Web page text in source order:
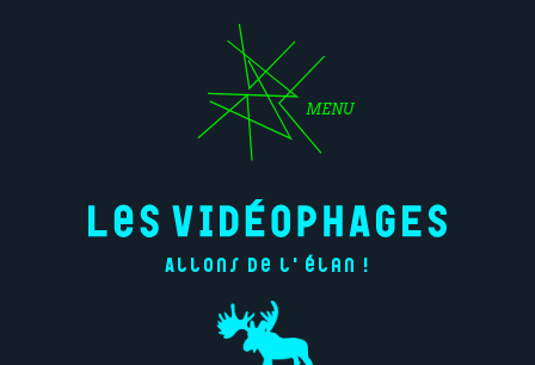
MENU
Allons de l'élan !